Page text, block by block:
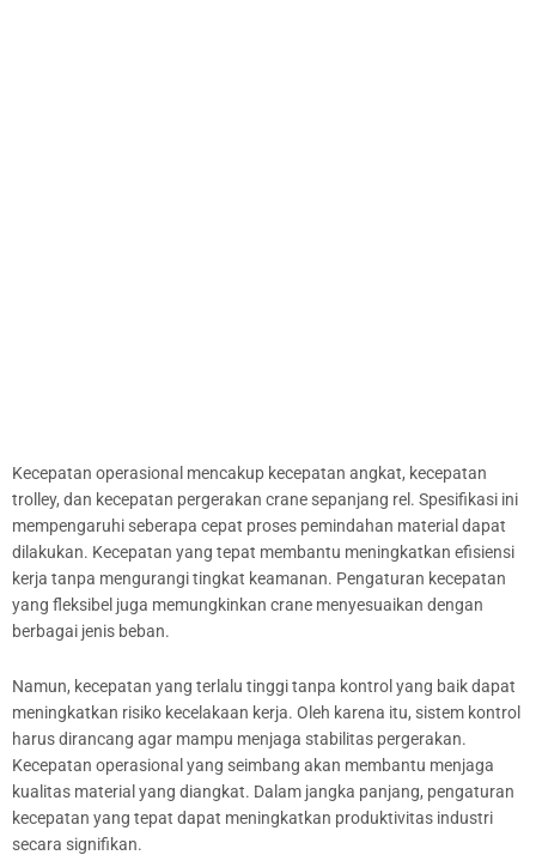
Kecepatan operasional mencakup kecepatan angkat, kecepatan
trolley, dan kecepatan pergerakan crane sepanjang rel. Spesifikasi ini
mempengaruhi seberapa cepat proses pemindahan material dapat
dilakukan. Kecepatan yang tepat membantu meningkatkan efisiensi
kerja tanpa mengurangi tingkat keamanan. Pengaturan kecepatan
yang fleksibel juga memungkinkan crane menyesuaikan dengan
berbagai jenis beban.
Namun, kecepatan yang terlalu tinggi tanpa kontrol yang baik dapat
meningkatkan risiko kecelakaan kerja. Oleh karena itu, sistem kontrol
harus dirancang agar mampu menjaga stabilitas pergerakan.
Kecepatan operasional yang seimbang akan membantu menjaga
kualitas material yang diangkat. Dalam jangka panjang, pengaturan
kecepatan yang tepat dapat meningkatkan produktivitas industri
secara signifikan.